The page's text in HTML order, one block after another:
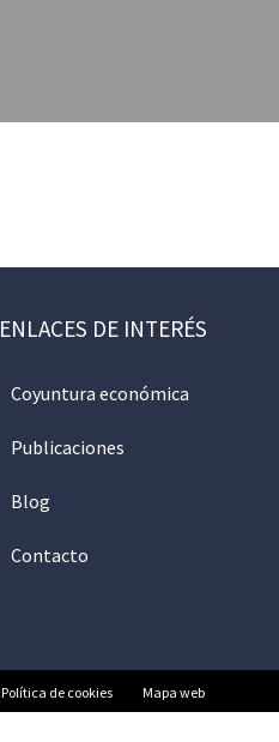
ENLACES DE INTERÉS
Coyuntura económica
Publicaciones
Blog
Contacto
Política de cookies Mapa web